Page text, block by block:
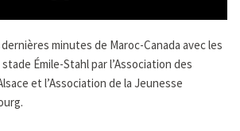
minutes de Maroc-Canada avec les
Émile-Stahl par l’Association des
et l’Association de la Jeunesse